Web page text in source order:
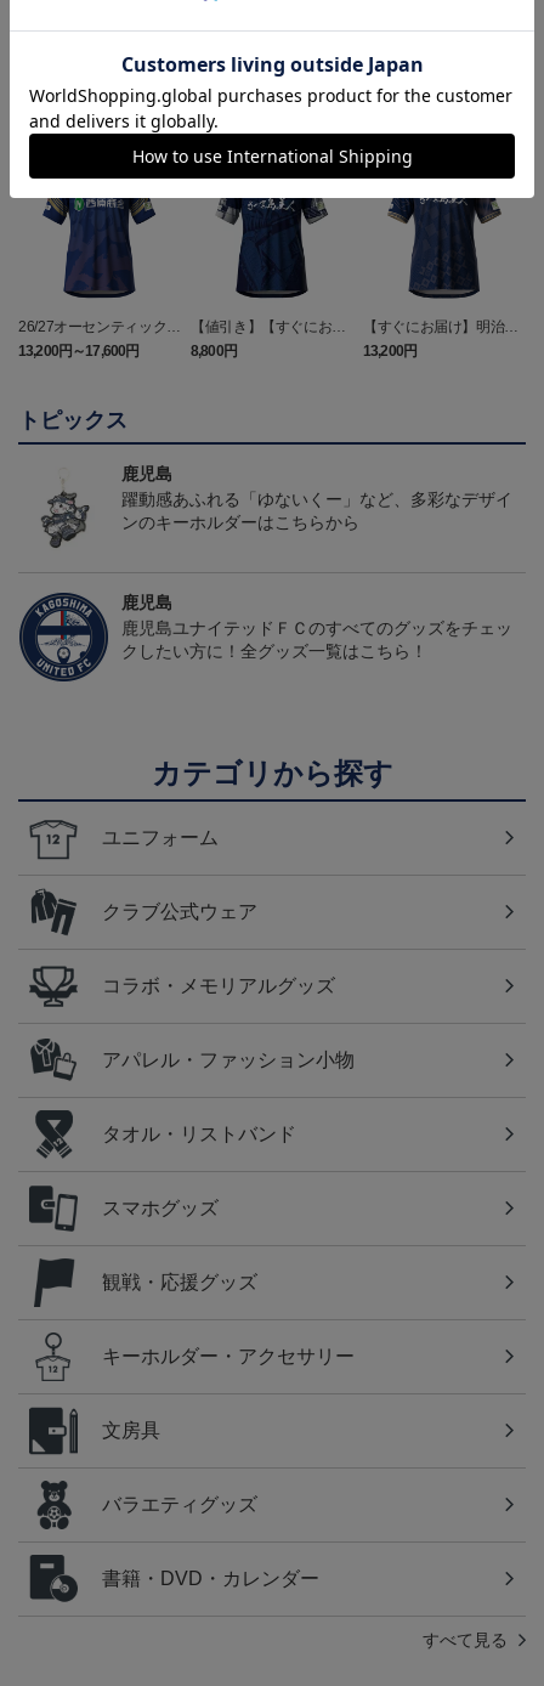
ランキング
26/27オーセンティックユ
ニフォーム（FP1st）
13,200円～17,600円
【値引き】【すぐにお届
け】2025オーセンティッ
クユニフォーム FP1st
8,800円
【すぐにお届け】明治安
田J2・J3百年構想リーグ
オーセンティックユニフ
13,200円
トピックス
鹿児島
躍動感あふれる「ゆないくー」など、多彩なデザイ
ンのキーホルダーはこちらから
鹿児島
鹿児島ユナイテッドＦＣのすべてのグッズをチェッ
クしたい方に！全グッズ一覧はこちら！
カテゴリから探す
ユニフォーム
クラブ公式ウェア
コラボ・メモリアルグッズ
アパレル・ファッション小物
タオル・リストバンド
スマホグッズ
観戦・応援グッズ
キーホルダー・アクセサリー
文房具
バラエティグッズ
書籍・DVD・カレンダー
すべて見る